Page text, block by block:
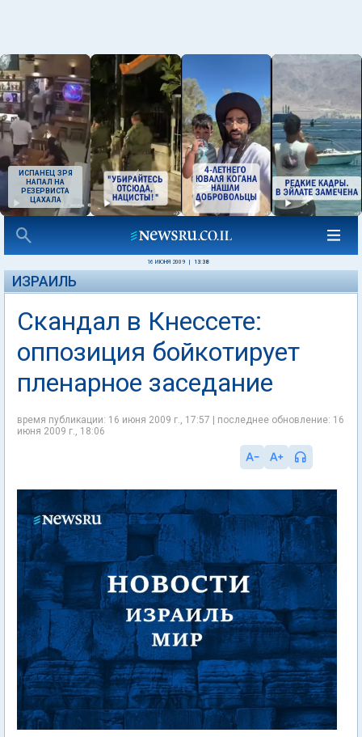
ИСПАНЕЦ ЗРЯ
НАПАЛ НА
РЕЗЕРВИСТА
ЦАХАЛА
16 ИЮНЯ 2009 13:38
ИЗРАИЛЬ
Скандал в Кнессете:
оппозиция бойкотирует
пленарное заседание
время публикации: 16 июня 2009 г., 17:57 | последнее обновление: 16
июня 2009 г., 18:06